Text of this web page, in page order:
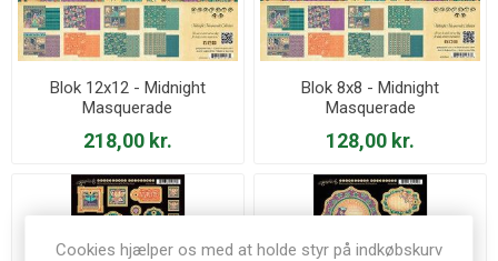
Blok 12x12 - Midnight
Masquerade
218,00 kr.
Blok 8x8 - Midnight
Masquerade
128,00 kr.
Cookies hjælper os med at holde styr på indkøbskurv